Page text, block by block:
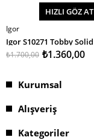
SEPETE EKLE
HIZLI GÖZ AT
Igor
₺1.360,00
₺1.700,00
Kurumsal
Alışveriş
Kategoriler